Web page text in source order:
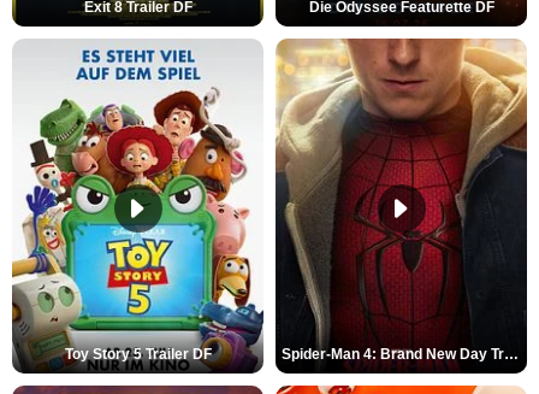
Exit 8 Trailer DF Die Odyssee Featurette DF
Toy Story 5 Trailer DF Spider-Man 4: Brand New Day Trailer (3) DF